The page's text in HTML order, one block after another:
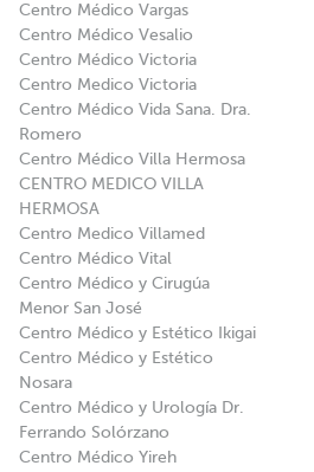
Centro Médico Vargas
Centro Médico Vesalio
Centro Médico Victoria
Centro Medico Victoria
Centro Médico Vida Sana. Dra.
Romero
Centro Médico Villa Hermosa
CENTRO MEDICO VILLA
HERMOSA
Centro Medico Villamed
Centro Médico Vital
Centro Médico y Cirugúa
Menor San José
Centro Médico y Estético Ikigai
Centro Médico y Estético
Nosara
Centro Médico y Urología Dr.
Ferrando Solórzano
Centro Médico Yireh